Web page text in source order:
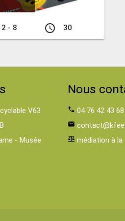
2 - 8 access_time 30
V63
- Musée
Nous
phone 04 76 42 43 68
email
balance médiation à